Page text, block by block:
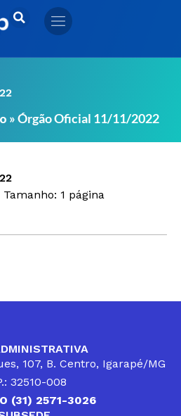
»Órgão Oficial 11/11/2022
1 página
107, B. Centro, Igarapé/MG
32510-008
(31) 2571-3026